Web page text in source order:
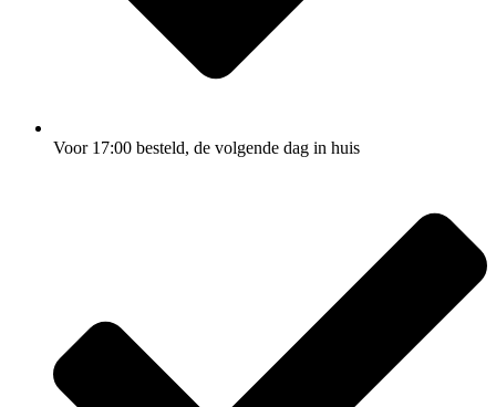
Voor 17:00 besteld, de volgende dag in huis